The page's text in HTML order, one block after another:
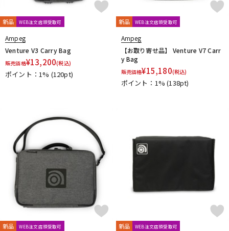
アンプ エフェクター
DTM
DTM オンライン納品
ヴィンテージ
新品 WEB注文店頭受取可
Ampeg
Venture V3 Carry Bag
販売価格¥13,200(税込)
ポイント：1% (120pt)
新品 WEB注文店頭受取可
Ampeg
【お取り寄せ品】 Venture V7 Carr
y Bag
販売価格¥15,180(税込)
ポイント：1%(138pt)
新品 WEB注文店頭受取可 新品 WEB注文店頭受取可